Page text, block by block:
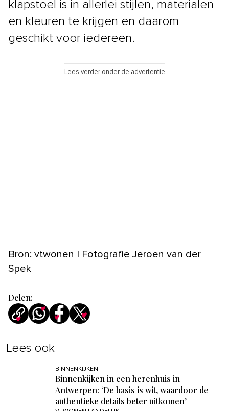
klapstoel is in allerlei stijlen, materialen
en kleuren te krijgen en daarom
geschikt voor iedereen.
Lees verder onder de advertentie
Bron: vtwonen | Fotografie Jeroen van der
Spek
Delen:
Lees ook
BINNENKIJKEN
Binnenkijken in een herenhuis in
Antwerpen: ‘De basis is wit, waardoor de
authentieke details beter uitkomen’